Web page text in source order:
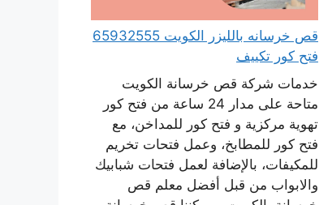
قص خرسانه بالليزر الكويت 65932555
فتح كور تكييف
خدمات شركة قص خرسانة الكويت
متاحة على مدار 24 ساعة من فتح كور
تهوية مركزية و فتح كور للمداخن، مع
فتح كور للمطابخ، وعمل فتحات تخريم
للمكيفات، بالإضافة لعمل فتحات شبابيك
والابواب من قبل أفضل معلم قص